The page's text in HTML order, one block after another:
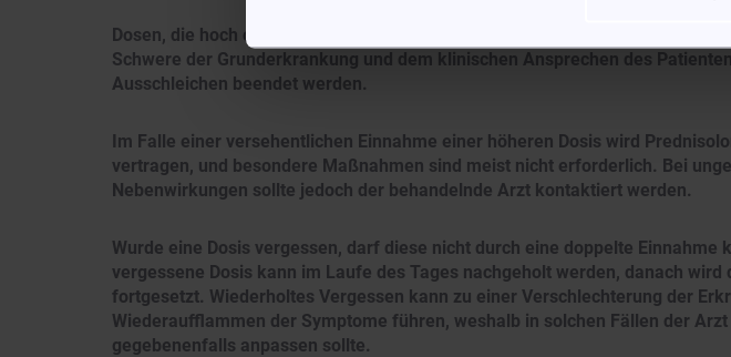
Dosen, die hoch oder sehr hoch sind, aber nur über wenige Tage
Schwere der Grunderkrankung und dem klinischen Ansprechen des
Ausschleichen beendet werden.
Im Falle einer versehentlichen Einnahme einer höheren Dosis wird
vertragen, und besondere Maßnahmen sind meist nicht erforderlich. Bei
Nebenwirkungen sollte jedoch der behandelnde Arzt kontaktiert werden.
Wurde eine Dosis vergessen, darf diese nicht durch eine doppelte Einnahme
vergessene Dosis kann im Laufe des Tages nachgeholt werden, danach wird
fortgesetzt. Wiederholtes Vergessen kann zu einer Verschlechterung der
Wiederaufflammen der Symptome führen, weshalb in solchen Fällen der
gegebenenfalls anpassen sollte.